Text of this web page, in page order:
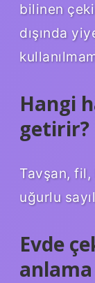
bilinen
dışında
Hangi
getirir?
Tavşan,
uğurlu
Evde